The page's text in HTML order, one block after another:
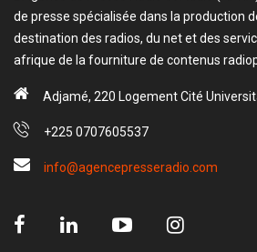
de presse spécialisée dans la production
destination des radios, du net et des
afrique de la fourniture de contenus
Adjamé, 220 Logement Cité
+225 0707605537
info@agencepresseradio.com